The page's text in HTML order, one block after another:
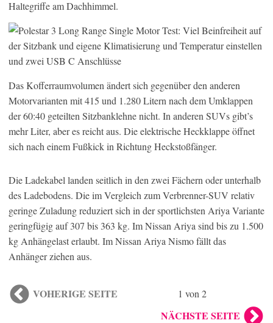
Haltegriffe am Dachhimmel.
Das Kofferraumvolumen ändert sich gegenüber den anderen
Motorvarianten mit 415 und 1.280 Litern nach dem Umklappen
der 60:40 geteilten Sitzbanklehne nicht. In anderen SUVs gibt’s
mehr Liter, aber es reicht aus. Die elektrische Heckklappe öffnet
sich nach einem Fußkick in Richtung Heckstoßfänger.
Die Ladekabel landen seitlich in den zwei Fächern oder unterhalb
des Ladebodens. Die im Vergleich zum Verbrenner-SUV relativ
geringe Zuladung reduziert sich in der sportlichsten Ariya Variante
geringfügig auf 307 bis 363 kg. Im Nissan Ariya sind bis zu 1.500
kg Anhängelast erlaubt. Im Nissan Ariya Nismo fällt das
Anhänger ziehen aus.
VOHERIGE SEITE 1 von 2
NÄCHSTE SEITE